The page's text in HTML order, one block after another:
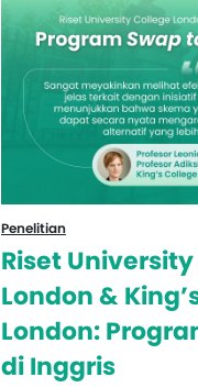
Penelitian
Riset
London &
London:
di Inggris